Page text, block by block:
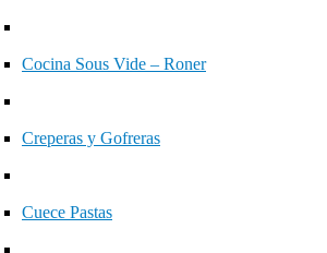
Cocina Sous Vide – Roner
Creperas y Gofreras
Cuece Pastas